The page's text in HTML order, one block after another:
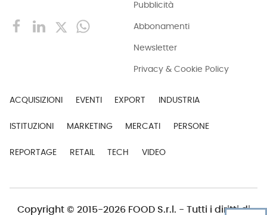
Pubblicità
Abbonamenti
Newsletter
Privacy & Cookie Policy
ACQUISIZIONI EVENTI EXPORT INDUSTRIA
ISTITUZIONI MARKETING MERCATI PERSONE
REPORTAGE RETAIL TECH VIDEO
Copyright © 2015-2026 FOOD S.r.l. - Tutti i diritti di